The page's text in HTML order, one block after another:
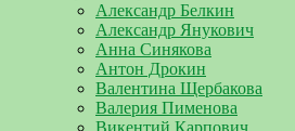
Александр Белкин
Александр Янукович
Анна Синякова
Антон Дрокин
Валентина Щербакова
Валерия Пименова